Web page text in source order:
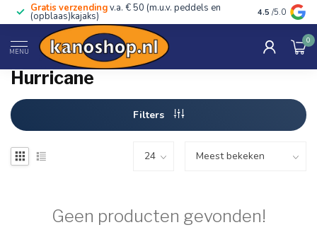
Gratis verzendingv.a. € 50 (m.u.v. peddels en
(opblaas)kajaks) Advies van
4.5 /5.0
MENU
0
Home / Merken / Hurricane
Hurricane
Filters
Geen producten gevonden!